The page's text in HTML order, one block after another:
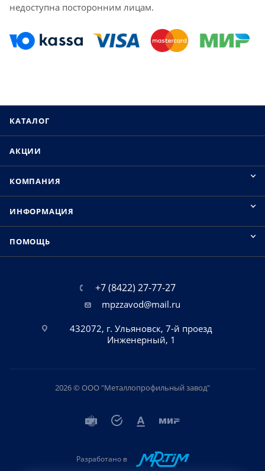
недоступна посторонним лицам.
КАТАЛОГ
АКЦИИ
КОМПАНИЯ
ИНФОРМАЦИЯ
ПОМОЩЬ
+7 (8422) 27-77-27
mpzzavod@mail.ru
432072, г. Ульяновск, 7-й проезд
Инженерный, 1
2026 © ООО "Металлопрофильный завод"
Разработано в